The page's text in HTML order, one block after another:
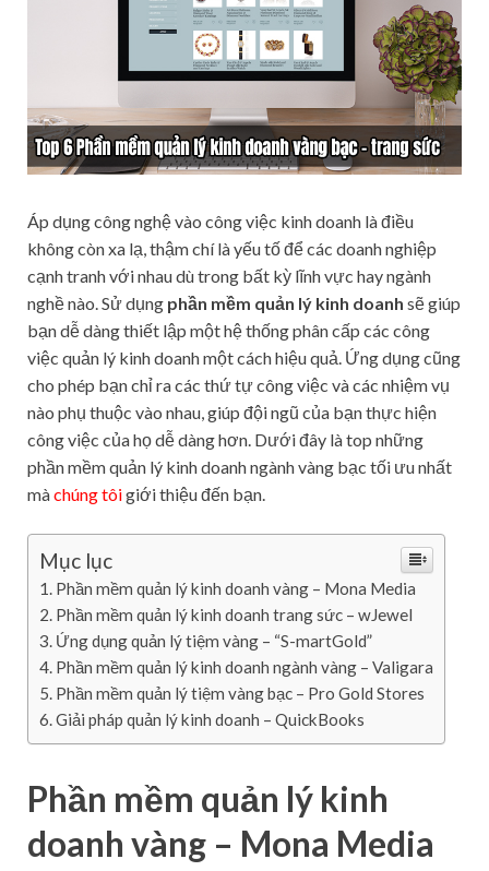
Áp dụng công nghệ vào công việc kinh doanh là điều
không còn xa lạ, thậm chí là yếu tố để các doanh nghiệp
cạnh tranh với nhau dù trong bất kỳ lĩnh vực hay ngành
nghề nào. Sử dụng phần mềm quản lý kinh doanh sẽ giúp
bạn dễ dàng thiết lập một hệ thống phân cấp các công
việc quản lý kinh doanh một cách hiệu quả. Ứng dụng cũng
cho phép bạn chỉ ra các thứ tự công việc và các nhiệm vụ
nào phụ thuộc vào nhau, giúp đội ngũ của bạn thực hiện
công việc của họ dễ dàng hơn. Dưới đây là top những
phần mềm quản lý kinh doanh ngành vàng bạc tối ưu nhất
màchúng tôigiới thiệu đến bạn.
Mục lục
Phần mềm quản lý kinh doanh vàng – Mona Media
Phần mềm quản lý kinh doanh trang sức – wJewel
Ứng dụng quản lý tiệm vàng – “S-martGold”
Phần mềm quản lý kinh doanh ngành vàng – Valigara
Phần mềm quản lý tiệm vàng bạc – Pro Gold Stores
Giải pháp quản lý kinh doanh – QuickBooks
Phần mềm quản lý kinh
doanh vàng – Mona Media